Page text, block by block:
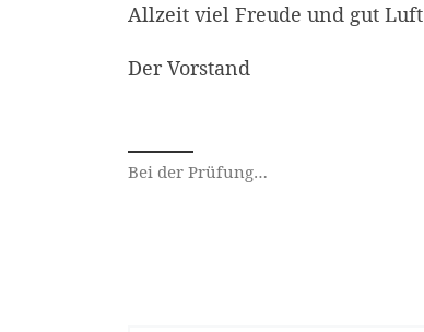
Allzeit viel Freude und gut Luft
Der Vorstand
Bei der Prüfung…